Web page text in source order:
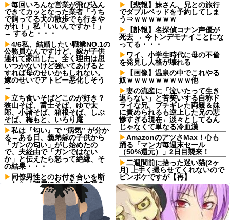
毎回いろんな営業が飛び込ん
できてカッとなった業者「うち
で飼ってる犬の散歩でも行きや
がれ！」私「いいんですか！」
→ すると・・・
4/6私、結婚したい職業NO.1の
公務員なんですけど、嫁が子供
連れて家出した。全く理由は思
いつかないけど強いてあげると
すれば母のせいかもしれない。
嫁のせいでアトピー悪化しそう
→
立ち食いそばどこのが好き？
狭山そば、富士そば、ゆで太
郎、小諸そば、箱根そば、しぶ
そば、梅もと、いろり庵
私は『匂い』で “病気” が分か
る→ある日、義弟嫁の子供から
「ガンの匂い」がし始めたの
で、夫経由で「ガンではない
か」と伝えたら怒って絶縁、そ
の結果・・・
同僚男性とのお付き合いを断
ったら「理屈に合わない主張を
振りかざす感情的なヒステリー
女」と言いふらされて・・・
死ねだのクソ親父だのうるさ
かった反抗期の娘が托卵だった
【悲報】妹さん、兄との旅行
でダブルベッドを予約してしま
う⇒ｗｗｗｗｗｗ
【訃報】名探偵コナン声優が
死去 → 今トンデモナイことにな
ってる・・・
ワイ、小学生時代に母の不倫
を発見し人格が壊れる
【画像】温泉の中でこれやる
奴ｗｗｗｗｗｗｗｗｗ他
妻の流産に「泣いたって生き
返らない」と苦笑いする自称ド
ライな兄。ブチギレた両親＆妹
に責められるも逆上した兄の悲
惨すぎる現在←淡々としてるん
じゃなくて単なる冷血漢
AmazonのアツさMax！心も
踊る「マンガ毎週末セール
（50%還元）」2日目襲来！
二週間前に拾った迷い猫(2ヶ
月) 上手く撮らせてくれないので
ピンボケですが【再】
【悲報】あずみとかいう漫画
読んだんやけど、何で山で修行
しただけの子供達があんなに強
いんや